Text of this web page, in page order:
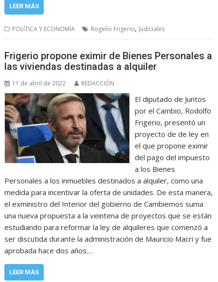
LEER MÁS
POLÍTICA Y ECONOMÍA Rogelio Frigerio, Judiciales
Frigerio propone eximir de Bienes Personales a
las viviendas destinadas a alquiler
11 de abril de 2022 REDACCIÓN
El diputado de Juntos
por el Cambio, Rodolfo
Frigerio, presentó un
proyecto de de ley en
el que propone eximir
del pago del impuesto
a los Bienes
Personales a los inmuebles destinados a alquiler, como una
medida para incentivar la oferta de unidades. De esta manera,
el exministro del Interior del gobierno de Cambiemos suma
una nueva propuesta a la veintena de proyectos que se están
estudiando para reformar la ley de alquileres que comenzó a
ser discutida durante la administración de Mauricio Macri y fue
aprobada hace dos años.…
LEER MÁS